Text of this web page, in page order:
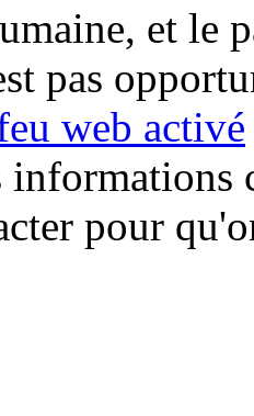
et le
pas
web activé
informations
pour